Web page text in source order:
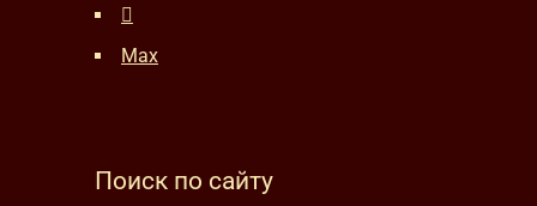
Max
Поиск по сайту